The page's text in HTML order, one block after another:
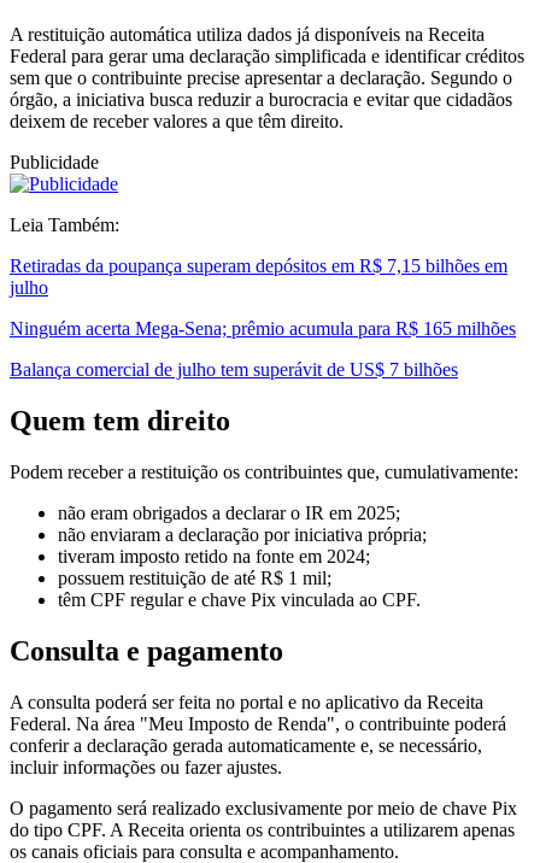
A restituição automática utiliza dados já disponíveis na Receita
Federal para gerar uma declaração simplificada e identificar créditos
sem que o contribuinte precise apresentar a declaração. Segundo o
órgão, a iniciativa busca reduzir a burocracia e evitar que cidadãos
deixem de receber valores a que têm direito.
Publicidade
Leia Também:
Retiradas da poupança superam depósitos em R$ 7,15 bilhões em
julho
Ninguém acerta Mega-Sena; prêmio acumula para R$ 165 milhões
Balança comercial de julho tem superávit de US$ 7 bilhões
Quem tem direito
Podem receber a restituição os contribuintes que, cumulativamente:
não eram obrigados a declarar o IR em 2025;
não enviaram a declaração por iniciativa própria;
tiveram imposto retido na fonte em 2024;
possuem restituição de até R$ 1 mil;
têm CPF regular e chave Pix vinculada ao CPF.
Consulta e pagamento
A consulta poderá ser feita no portal e no aplicativo da Receita
Federal. Na área "Meu Imposto de Renda", o contribuinte poderá
conferir a declaração gerada automaticamente e, se necessário,
incluir informações ou fazer ajustes.
O pagamento será realizado exclusivamente por meio de chave Pix
do tipo CPF. A Receita orienta os contribuintes a utilizarem apenas
os canais oficiais para consulta e acompanhamento.